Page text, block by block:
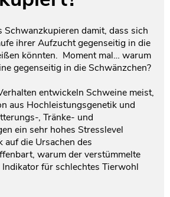
Schwanzkupieren damit, dass sich
ihrer Aufzucht gegenseitig in die
könnten. Moment mal… warum
gegenseitig in die Schwänzchen?
entwickeln Schweine meist,
aus Hochleistungsgenetik und
, Tränke- und
ein sehr hohes Stresslevel
die Ursachen des
warum der verstümmelte
für schlechtes Tierwohl